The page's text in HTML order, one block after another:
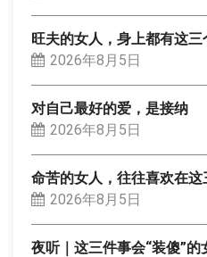
旺夫的女人，身上都有这三
2026年8月5日
对自己最好的爱，是接纳
2026年8月5日
命苦的女人，往往喜欢在
2026年8月5日
夜听｜这三件事会“装傻”